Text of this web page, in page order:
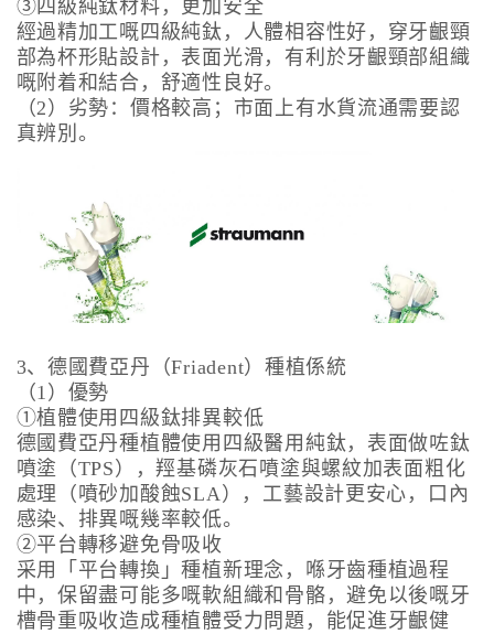
③四級純鈦材料，更加安全
經過精加工嘅四級純鈦，人體相容性好，穿牙齦頸
部為杯形貼設計，表面光滑，有利於牙齦頸部組織
嘅附着和結合，舒適性良好。
（2）劣勢：價格較高；市面上有水貨流通需要認
真辨別。
3、德國費亞丹（Friadent）種植係統
（1）優勢
①植體使用四級鈦排異較低
德國費亞丹種植體使用四級醫用純鈦，表面做咗鈦
噴塗（TPS），羥基磷灰石噴塗與螺紋加表面粗化
處理（噴砂加酸蝕SLA），工藝設計更安心，口內
感染、排異嘅幾率較低。
②平台轉移避免骨吸收
采用「平台轉換」種植新理念，喺牙齒種植過程
中，保留盡可能多嘅軟組織和骨骼，避免以後嘅牙
槽骨重吸收造成種植體受力問題，能促進牙齦健